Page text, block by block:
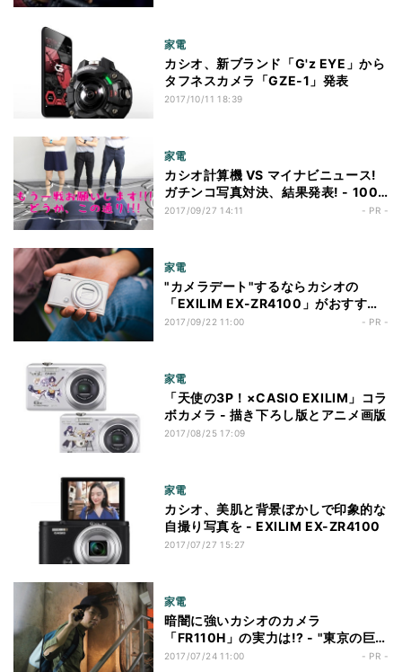
家電
カシオ、新ブランド「G'z EYE」から
タフネスカメラ「GZE-1」発表
2017/10/11 18:39
家電
カシオ計算機 VS マイナビニュース!
ガチンコ写真対決、結果発表! - 1000
人の投票結果は? 予想外の結末に……
2017/09/27 14:11 - PR -
家電
"カメラデート"するならカシオの
「EXILIM EX-ZR4100」がおすすめ!
- "超広角19mmレンズ"と"背景ぼか
2017/09/22 11:00 - PR -
家電
「天使の3P！×CASIO EXILIM」コラ
ボカメラ - 描き下ろし版とアニメ画版
2017/08/25 17:09
家電
カシオ、美肌と背景ぼかしで印象的な
自撮り写真を - EXILIM EX-ZR4100
2017/07/27 15:27
家電
暗闇に強いカシオのカメラ
「FR110H」の実力は!? - "東京の巨大
地下トンネル"を探検してみた!
2017/07/24 11:00 - PR -